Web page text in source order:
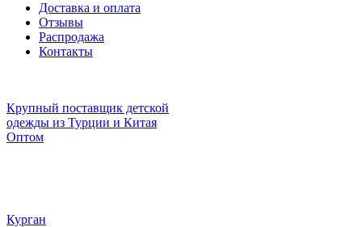
Доставка и оплата
Отзывы
Распродажа
Контакты
Крупный поставщик детской
одежды из Турции и Китая
Оптом
Курган